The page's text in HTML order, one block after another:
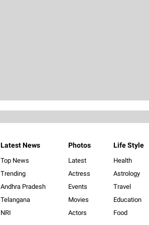
Latest News
Top News
Trending
Andhra Pradesh
Telangana
NRI
Photos
Latest
Actress
Events
Movies
Actors
Life Style
Health
Astrology
Travel
Education
Food